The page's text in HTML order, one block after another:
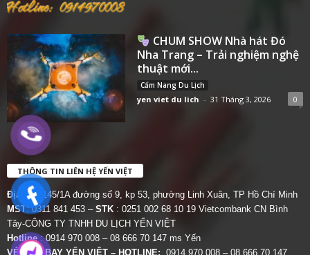
CHUM SHOW Nhà hát Đó
Nha Trang – Trải nghiệm nghệ
thuật mới...
Cẩm Nang Du Lịch
yen viet du lich - 31 Tháng 3, 2026 0
THÔNG TIN LIÊN HỆ YẾN VIỆT
Địa chỉ:
145/1A đường số 9, kp 53, phường Linh Xuân, TP Hồ Chí Minh
MST: 0311 841 453 – STK : 0251 002 68 10 19 Vietcombank CN Bình
Tây-CÔNG TY TNHH DU LỊCH YẾN VIỆT
Hotline: 0914 970 008 – 08 666 70 147 ms Yến
VÉ MÁY BAY YẾN VIỆT – HOTLINE: 0914 970 008 – 08 666 70 147.